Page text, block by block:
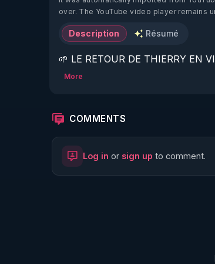
over. The YouTube video player remains
Description Résumé
🌱 LE RETOUR DE THIERRY EN
🌱 LE MAGAZINE RÉGÉNÈRE
http://rgnr.li/ymag
More
COMMENTS
Log in or sign up to comment.